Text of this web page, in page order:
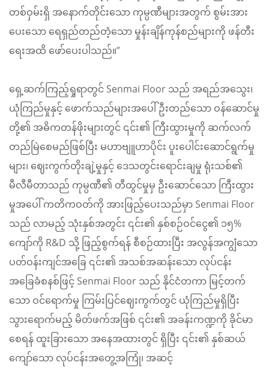
တစ်ဝှမ်းရှိ အနောက်တိုင်းသော ကုမ္ပဏီများအတွက် စွမ်းအား
ပေးသော ရေရှည်တည်တံ့သော မှုန်းချိန်ကုန်စည်များကို ဖန်တီး
ရေးအထိ ဖော်ပေးပါသည်။”
ရှေ့ဆက်ကြည့်ရှုရာတွင် Senmai Floor သည် အရည်အသွေး၊
ယုံကြည်မှုနှင့် ဖောက်သည်များအပေါ် ဦးတည်သော ဝန်ဆောင်မှု
တို့၏ အဓိကတန်ဖိုးများတွင် ၎င်း၏ ကြီးထွားမှုကို ဆက်လက်
တည်မြဲစေမည်ဖြစ်ပြီး မဟာဗျူဟာပိုင်း ပူးပေါင်းဆောင်ရွက်မှု
များ၊ ဈေးကွက်တိုးချဲ့မှုနှင့် ဒေသတွင်းရောင်းချမှု ရုံးသစ်၏
မီလီမီတာသည် ကုမ္ပဏီ၏ တီထွင်မှုမှ ဦးဆောင်သော ကြီးထွား
မှုအပေါ် ကတိကဝတ်ကို အားဖြည့်ပေးသည်မှာ Senmai Floor
သည် လာမည့် သုံးနှစ်အတွင်း ၎င်း၏ နှစ်စဉ်ဝင်ငွေ၏ ၁၅%
ကျော်ကို R&D သို့ ဖြည့်စွက်ရန် စီစဉ်ထားပြီး အလွန်အကျွံသော
ပတ်ဝန်းကျင်အခြေ ၎င်း၏ အသစ်အဆန်းသော လုပ်ငန်း
အခြေခံစနစ်ဖြင့် Senmai Floor သည် နိုင်ငံတကာ မြင့်တက်
သော ဝင်ရောက်မှု ကြမ်းပြင်ဈေးကွက်တွင် ယုံကြည်မှုရှိပြီး
သွားရောက်မည့် မိတ်ဖက်အဖြစ် ၎င်း၏ အခန်းကဏ္ဍကို ခိုင်မာ
စေရန် ထူးခြားသော အနေအထားတွင် ရှိပြီး ၎င်း၏ နှစ်ဆယ်
ကျော်သော လုပ်ငန်းအတွေ့အကြုံ၊ အဆင့်